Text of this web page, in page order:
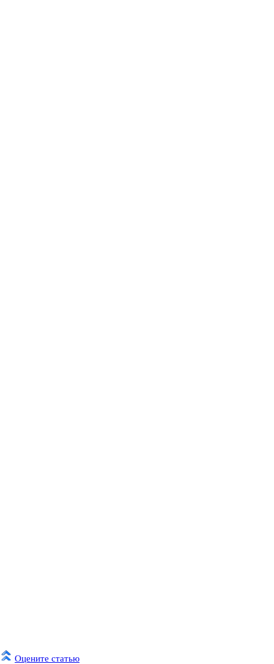
Оцените статью